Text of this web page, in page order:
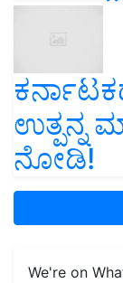
ಉತ್ಪನ್ನ
ನೋಡಿ!
We're on